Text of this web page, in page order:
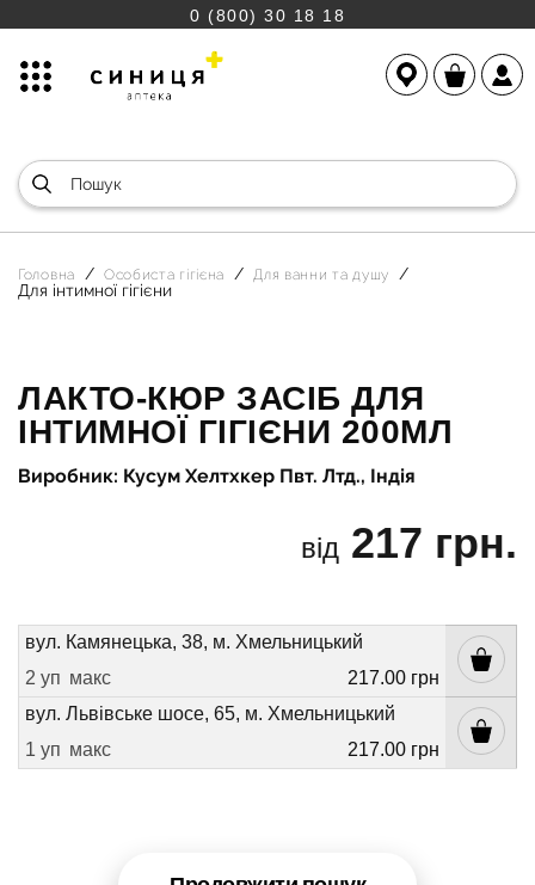
0 (800) 30 18 18
Головна Особиста гігієна Для ванни та душу
Для інтимної гігієни
ЛАКТО-КЮР ЗАСІБ ДЛЯ
ІНТИМНОЇ ГІГІЄНИ 200МЛ
Виробник: Кусум Хелтхкер Пвт. Лтд., Індія
від 217 грн.
вул. Камянецька, 38, м. Хмельницький
2 уп макс
217.00 грн
вул. Львівське шосе, 65, м. Хмельницький
1 уп макс 217.00 грн